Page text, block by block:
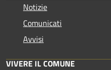
Notizie
Comunicati
Avvisi
VIVERE IL COMUNE